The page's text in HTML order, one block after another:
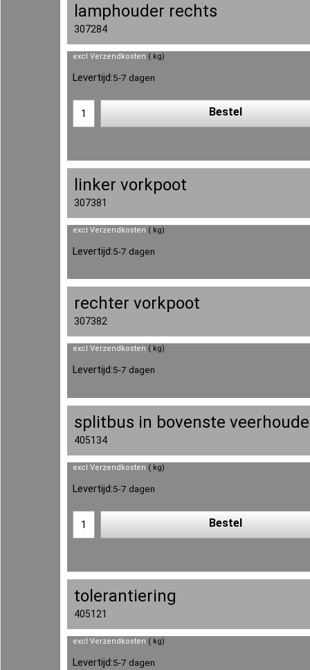
lamphouder rechts
307284
excl Verzendkosten kg
Levertijd:5-7 dagen
Bestel
linker vorkpoot
307381
excl Verzendkosten kg
Levertijd:5-7 dagen
rechter vorkpoot
307382
excl Verzendkosten kg
Levertijd:5-7 dagen
splitbus in bovenste
405134
excl Verzendkosten kg
Levertijd:5-7 dagen
Bestel
tolerantiering
405121
excl Verzendkosten kg
Levertijd:5-7 dagen